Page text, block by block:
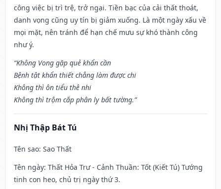
công việc bị trì trệ, trở ngại. Tiền bạc của cải thất thoát,
danh vọng cũng uy tín bị giảm xuống. Là một ngày xấu về
mọi mặt, nên tránh để hạn chế mưu sự khó thành công
như ý.
“Không Vong gặp quẻ khẩn cần
Bệnh tật khẩn thiết chẳng làm được chi
Không thì ôn tiểu thê nhi
Không thì trộm cắp phân ly bất tường.”
Nhị Thập Bát Tú
Tên sao: Sao Thất
Tên ngày: Thất Hỏa Trư - Cảnh Thuần: Tốt (Kiết Tú) Tướng
tinh con heo, chủ trị ngày thứ 3.